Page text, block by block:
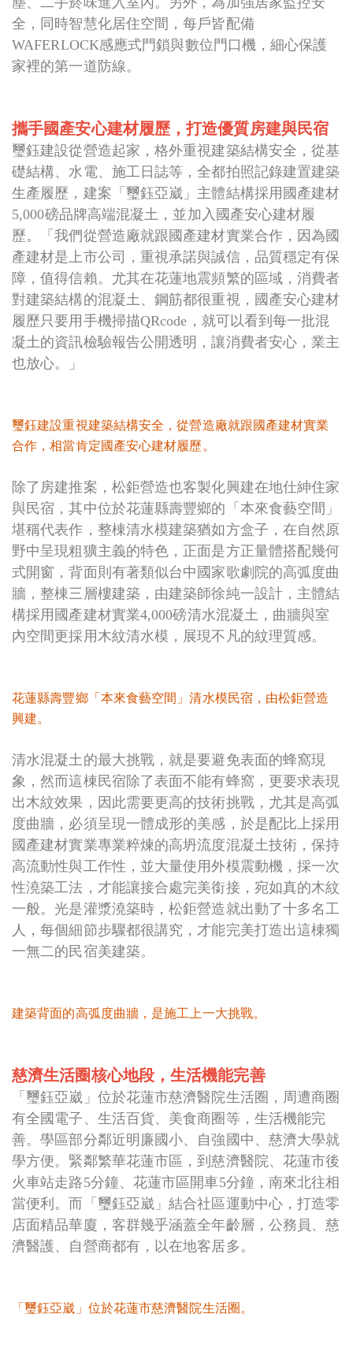
全，同時智慧化居住空間，每戶皆配備
WAFERLOCK感應式門鎖與數位門口機，細心保護
家裡的第一道防線。
攜手國產安心建材履歷 ，打造優質房建與民宿
璽鈺建設從營造起家，格外重視建築結構安全，從基
礎結構、水電、施工日誌等，全都拍照記錄建置建築
生產履歷，建案「璽鈺亞崴」主體結構採用國產建材
5,000磅品牌高端混凝土，並加入國產安心建材履
歷。「我們從營造廠就跟國產建材實業合作，因為國
產建材是上市公司，重視承諾與誠信，品質穩定有保
障，值得信賴。尤其在花蓮地震頻繁的區域，消費者
對建築結構的混凝土、鋼筋都很重視，國產安心建材
履歷只要用手機掃描QRcode，就可以看到每一批混
凝土的資訊檢驗報告公開透明，讓消費者安心，業主
也放心。」
璽鈺建設重視建築結構安全，從營造廠就跟國產建材實業
合作，相當肯定國產安心建材履歷。
除了房建推案，松鉅營造也客製化興建在地仕紳住家
與民宿，其中位於花蓮縣壽豐鄉的「本來食藝空間」
堪稱代表作，整棟清水模建築猶如方盒子，在自然原
野中呈現粗獷主義的特色，正面是方正量體搭配幾何
式開窗，背面則有著類似台中國家歌劇院的高弧度曲
牆，整棟三層樓建築，由建築師徐純一設計，主體結
構採用國產建材實業4,000磅清水混凝土，曲牆與室
內空間更採用木紋清水模，展現不凡的紋理質感。
花蓮縣壽豐鄉「本來食藝空間」清水模民宿，由松鉅營造
興建。
清水混凝土的最大挑戰，就是要避免表面的蜂窩現
象，然而這棟民宿除了表面不能有蜂窩，更要求表現
出木紋效果，因此需要更高的技術挑戰，尤其是高弧
度曲牆，必須呈現一體成形的美感，於是配比上採用
國產建材實業專業粹煉的高坍流度混凝土技術，保持
高流動性與工作性，並大量使用外模震動機，採一次
性澆築工法，才能讓接合處完美銜接，宛如真的木紋
一般。光是灌漿澆築時，松鉅營造就出動了十多名工
人，每個細節步驟都很講究，才能完美打造出這棟獨
一無二的民宿美建築。
建築背面的高弧度曲牆，是施工上一大挑戰。
慈濟生活圈核心地段，生活機能完善
「璽鈺亞崴」位於花蓮市慈濟醫院生活圈，周遭商圈
有全國電子、生活百貨、美食商圈等，生活機能完
善。學區部分鄰近明廉國小、自強國中、慈濟大學就
學方便。緊鄰繁華花蓮市區，到慈濟醫院、花蓮市後
火車站走路5分鐘、花蓮市區開車5分鐘，南來北往相
當便利。而「璽鈺亞崴」結合社區運動中心，打造零
店面精品華廈，客群幾乎涵蓋全年齡層，公務員、慈
濟醫護、自營商都有，以在地客居多。
「璽鈺亞崴」位於花蓮市慈濟醫院生活圈。